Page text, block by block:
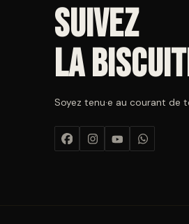
Suivez
La
Soyez tenu·e au courant de